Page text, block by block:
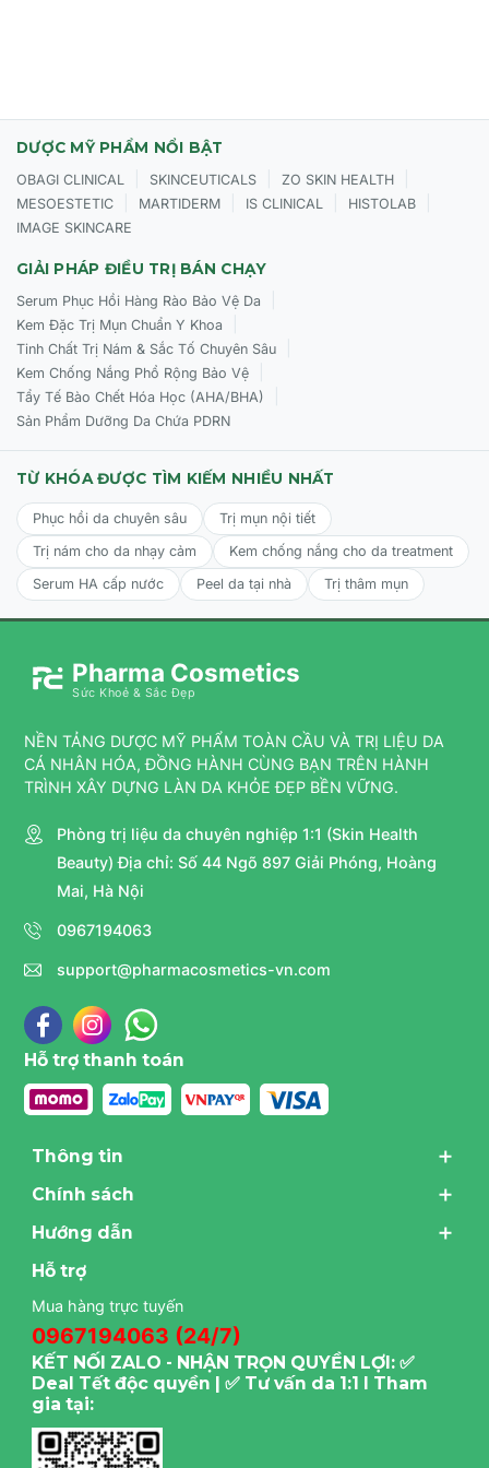
Woman Essentials Baume Blanc - Bí quyết cho
vùng kín trắng hồng rạng rỡ, tự tin quyến rũ!
Liên hệ ngay để được tư vấn và đặt hàng!
DƯỢC MỸ PHẨM NỔI BẬT
OBAGI CLINICAL SKINCEUTICALS ZO SKIN HEALTH
MESOESTETIC MARTIDERM IS CLINICAL HISTOLAB
IMAGE SKINCARE
GIẢI PHÁP ĐIỀU TRỊ BÁN CHẠY
Serum Phục Hồi Hàng Rào Bảo Vệ Da
Kem Đặc Trị Mụn Chuẩn Y Khoa
Tinh Chất Trị Nám & Sắc Tố Chuyên Sâu
Kem Chống Nắng Phổ Rộng Bảo Vệ
Tẩy Tế Bào Chết Hóa Học (AHA/BHA)
Sản Phẩm Dưỡng Da Chứa PDRN
TỪ KHÓA ĐƯỢC TÌM KIẾM NHIỀU NHẤT
Phục hồi da chuyên sâu
Trị mụn nội tiết
Trị nám cho da nhạy cảm
Kem chống nắng cho da treatment
Serum HA cấp nước
Peel da tại nhà Trị thâm mụn
Pharma Cosmetics
Sức Khoẻ & Sắc Đẹp
NỀN TẢNG DƯỢC MỸ PHẨM TOÀN CẦU VÀ TRỊ LIỆU DA
CÁ NHÂN HÓA, ĐỒNG HÀNH CÙNG BẠN TRÊN HÀNH
TRÌNH XÂY DỰNG LÀN DA KHỎE ĐẸP BỀN VỮNG.
Phòng trị liệu da chuyên nghiệp 1:1 (Skin Health
Beauty) Địa chỉ: Số 44 Ngõ 897 Giải Phóng, Hoàng
Mai, Hà Nội
0967194063
support@pharmacosmetics-vn.com
Hỗ trợ thanh toán
Thông tin
Chính sách
Hướng dẫn
Hỗ trợ
Mua hàng trực tuyến
0967194063 (24/7)
KẾT NỐI ZALO - NHẬN TRỌN QUYỀN LỢI: ✅
Deal Tết độc quyền | ✅ Tư vấn da 1:1 I Tham
gia tại: